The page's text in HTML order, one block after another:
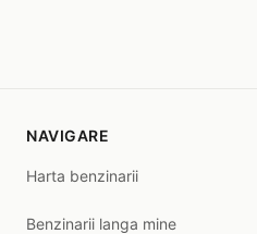
NAVIGARE
Harta benzinarii
Benzinarii langa mine